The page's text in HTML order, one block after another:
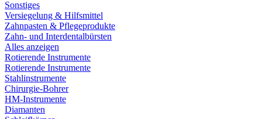
Sonstiges
Versiegelung & Hilfsmittel
Zahnpasten & Pflegeprodukte
Zahn- und Interdentalbürsten
Alles anzeigen
Rotierende Instrumente
Rotierende Instrumente
Stahlinstrumente
Chirurgie-Bohrer
HM-Instrumente
Diamanten